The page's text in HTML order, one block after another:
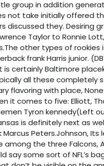
group in addition
not take initially offered
discussed they. Desiring
Taylor to Ronnie
other types of
frank Harris junior.
certainly Baltimore
all these completely
flavoring with place,
it comes to five: Elliott,
Tyron kennedy(Left
is definitely next as
Peters.Johnson, Its
among the three Falcons,
say some sort of NFL’s